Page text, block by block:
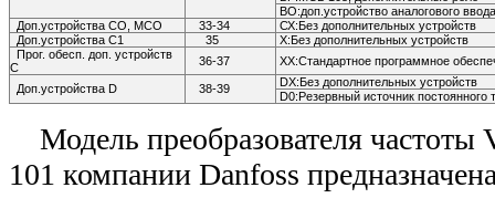
ВО:доп.устройство аналогового
Доп.устройства СО, МСО
33-34
СХ:Без дополнительных устройств
Доп.устройства С1
35
Х:Без дополнительных устройств
Прог. обесп. доп. устройств
С
36-37 ХХ:Стандартное программное
Доп.устройства D 38-39
DX:Без дополнительных устройств
D0:Резервный источник постоянного
Модель преобразователя
101 компании Danfoss